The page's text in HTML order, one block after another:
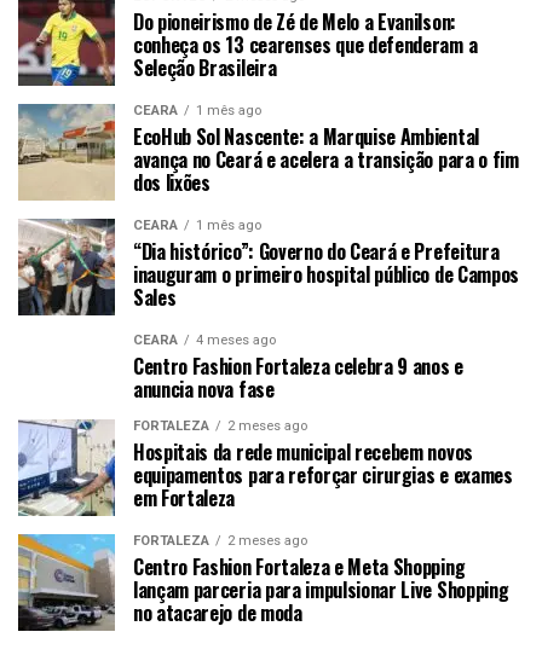
Do pioneirismo de Zé de Melo a Evanilson:
conheça os 13 cearenses que defenderam a
Seleção Brasileira
CEARÁ 1 mês ago
EcoHub Sol Nascente: a Marquise Ambiental
avança no Ceará e acelera a transição para o fim
dos lixões
CEARÁ 1 mês ago
“Dia histórico”: Governo do Ceará e Prefeitura
inauguram o primeiro hospital público de Campos
Sales
CEARÁ 4 meses ago
Centro Fashion Fortaleza celebra 9 anos e
anuncia nova fase
FORTALEZA 2 meses ago
Hospitais da rede municipal recebem novos
equipamentos para reforçar cirurgias e exames
em Fortaleza
FORTALEZA 2 meses ago
Centro Fashion Fortaleza e Meta Shopping
lançam parceria para impulsionar Live Shopping
no atacarejo de moda